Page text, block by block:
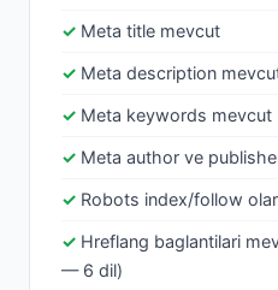
Meta title mevcut
Meta description
Meta keywords mevcut
Meta author ve
Robots index/follow
Hreflang baglantilari
— 6 dil)